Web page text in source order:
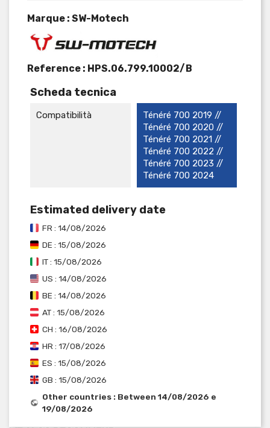
Marque : SW-Motech
Reference : HPS.06.799.10002/B
Scheda tecnica
Compatibilità
Ténéré 700 2019 //
Ténéré 700 2020 //
Ténéré 700 2021 //
Ténéré 700 2022 //
Ténéré 700 2023 //
Ténéré 700 2024
Estimated delivery date
FR : 14/08/2026
DE : 15/08/2026
IT : 15/08/2026
US : 14/08/2026
BE : 14/08/2026
AT : 15/08/2026
CH : 16/08/2026
HR : 17/08/2026
ES : 15/08/2026
GB : 15/08/2026
Other countries : Between 14/08/2026 e
19/08/2026